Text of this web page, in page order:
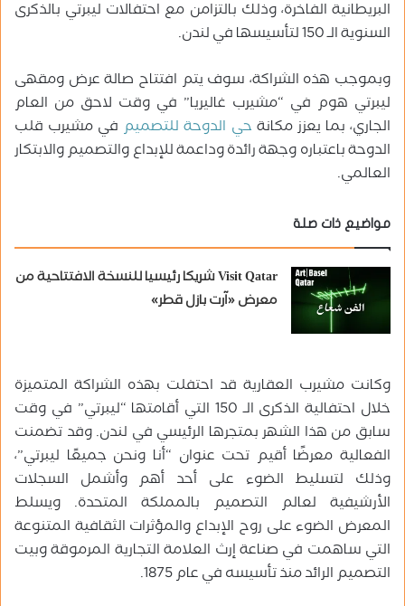
ا
البريطانية الفاخرة، وذلك بالتزامن مع احتفالات ليبرتي بالذكرى
السنوية الـ 150 لتأسيسها في لندن.
وبموجب هذه الشراكة، سوف يتم افتتاح صالة عرض ومقهى
ليبرتي هوم في “مشيرب غاليريا” في وقت لاحق من العام
الجاري، بما يعزز مكانة حي الدوحة للتصميم في مشيرب قلب
الدوحة باعتباره وجهة رائدة وداعمة للإبداع والتصميم والابتكار
العالمي.
مواضيع ذات صلة
Visit Qatar شريكا رئيسيا للنسخة الافتتاحية من
معرض «آرت بازل قطر»
وكانت مشيرب العقارية قد احتفلت بهذه الشراكة المتميزة
خلال احتفالية الذكرى الـ 150 التي أقامتها “ليبرتي” في وقت
سابق من هذا الشهر بمتجرها الرئيسي في لندن. وقد تضمنت
الفعالية معرضًا أقيم تحت عنوان “أنا ونحن جميعًا ليبرتي”،
وذلك لتسليط الضوء على أحد أهم وأشمل السجلات
الأرشيفية لعالم التصميم بالمملكة المتحدة. ويسلط
المعرض الضوء على روح الإبداع والمؤثرات الثقافية المتنوعة
التي ساهمت في صناعة إرث العلامة التجارية المرموقة وبيت
التصميم الرائد منذ تأسيسه في عام 1875.